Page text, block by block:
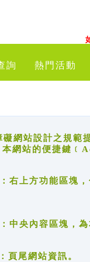
詢 熱門活動
礙網站設計之規
站的便捷鍵
方功能區塊，
內容區塊，為
尾網站資訊。